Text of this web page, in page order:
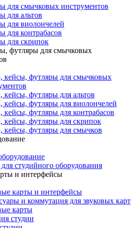
для смычковых инструментов
для альтов
для виолончелей
для контрабасов
для скрипок
футляры для смычковых
кейсы, футляры для смычковых
кейсы, футляры для альтов
кейсы, футляры для виолончелей
кейсы, футляры для контрабасов
кейсы, футляры для скрипок
кейсы, футляры для смычков
студийного оборудования
и интерфейсы
карты и интерфейсы
и коммутация для звуковых карт
карты
студии